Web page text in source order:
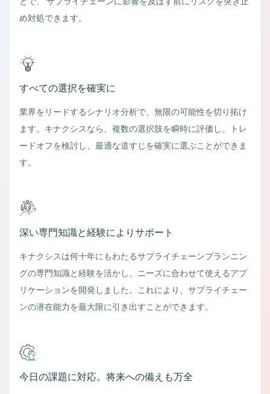
め対処できます。
すべての選択を確実に
業界をリードするシナリオ分析で、無限の可能性を切り拓け
ます。キナクシスなら、複数の選択肢を瞬時に評価し、トレ
ードオフを検討し、最適な道すじを確実に選ぶことができま
す。
深い専門知識と経験によりサポート
キナクシスは何十年にもわたるサプライチェーンプランニン
グの専門知識と経験を活かし、ニーズに合わせて使えるアプ
リケーションを開発しました。これにより、サプライチェー
ンの潜在能力を最大限に引き出すことができます。
今日の課題に対応。将来への備えも万全